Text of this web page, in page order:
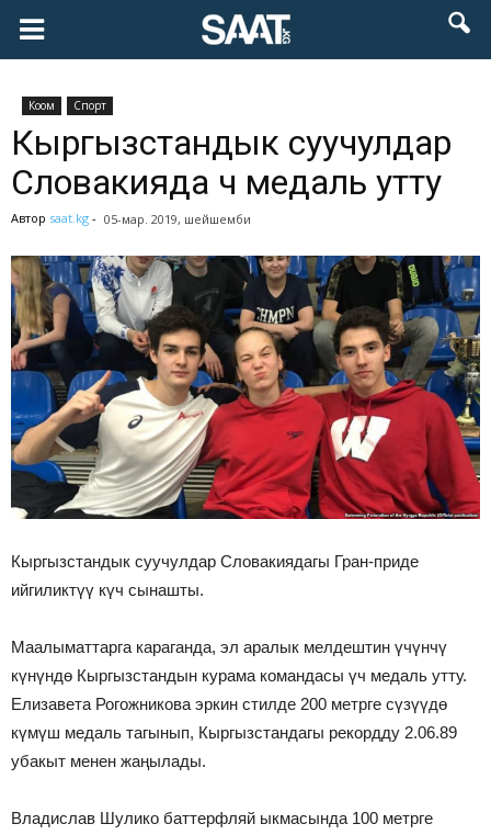
Коом Спорт
Кыргызстандык суучулдар
Словакияда үч медаль утту
Автор saat.kg - 05-мар. 2019, шейшемби
Кыргызстандык суучулдар Словакиядагы Гран-приде
ийгиликтүү күч сынашты.
Маалыматтарга караганда, эл аралык мелдештин үчүнчү
күнүндө Кыргызстандын курама командасы үч медаль утту.
Елизавета Рогожникова эркин стилде 200 метрге сүзүүдө
күмүш медаль тагынып, Кыргызстандагы рекордду 2.06.89
убакыт менен жаңылады.
Владислав Шулико баттерфляй ыкмасында 100 метрге